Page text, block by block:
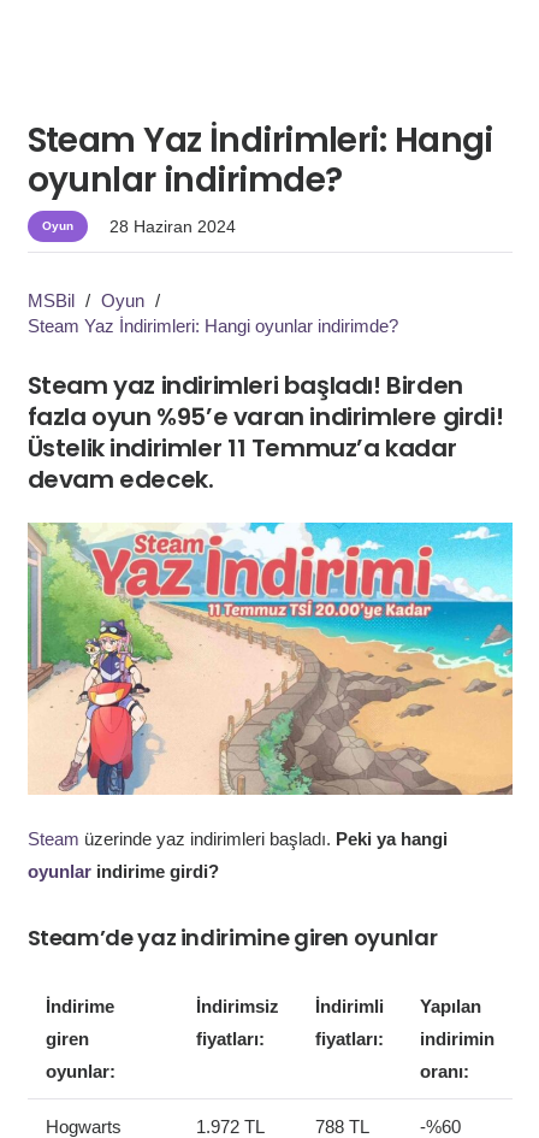
Steam Yaz İndirimleri: Hangi
oyunlar indirimde?
Oyun 28 Haziran 2024
MSBil / Oyun /
Steam Yaz İndirimleri: Hangi oyunlar indirimde?
Steam yaz indirimleri başladı! Birden
fazla oyun %95’e varan indirimlere girdi!
Üstelik indirimler 11 Temmuz’a kadar
devam edecek.
Steam üzerinde yaz indirimleri başladı. Peki ya hangi
oyunlarindirime girdi?
Steam’de yaz indirimine giren oyunlar
İndirime
giren
oyunlar:
İndirimsiz
fiyatları:
İndirimli
fiyatları:
Yapılan
indirimin
oranı:
Hogwarts
1.972 TL 788 TL -%60